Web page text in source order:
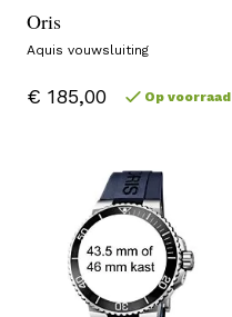
Oris
Aquis vouwsluiting
€ 185,00 Op voorraad